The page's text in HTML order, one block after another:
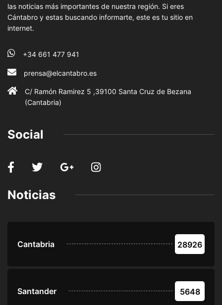
las noticias más importantes de nuestra región. Si eres
Cántabro y estas buscando informarte, este es tu sitio en
internet.
+34 661 477 941
prensa@elcantabro.es
C/ Ramón Ramirez 5 ,39100 Santa Cruz de Bezana
(Cantabria)
Social
Noticias
Cantabria 28926
Santander 5648